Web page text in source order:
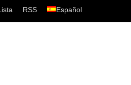
RSS Español